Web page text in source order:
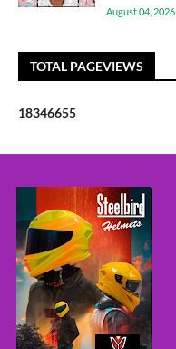
August 04, 2026
TOTAL PAGEVIEWS
18346655